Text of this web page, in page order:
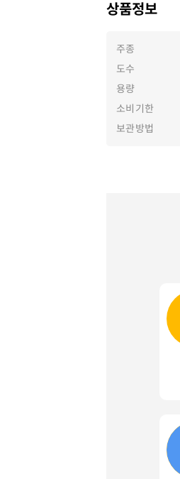
상품정보
주종
도수
용량
소비기한
보관방법